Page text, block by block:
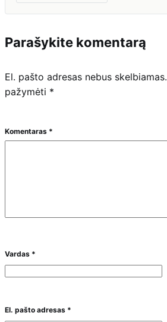
Parašykite komentarą
El. pašto adresas nebus skelbiamas.
pažymėti *
Komentaras *
Vardas *
El. pašto adresas *